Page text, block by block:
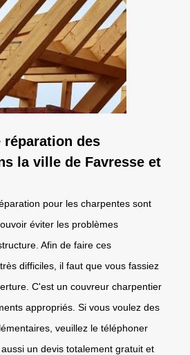
réparation des
la ville de Favresse et
pour les charpentes sont
éviter les problèmes
Afin de faire ces
difficiles, il faut que vous fassiez
C'est un couvreur charpentier
appropriés. Si vous voulez des
veuillez le téléphoner
un devis totalement gratuit et